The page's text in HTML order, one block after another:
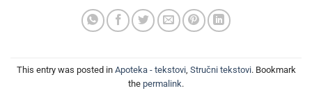
This entry was posted in Apoteka - tekstovi, Stručni tekstovi. Bookmark
the permalink.